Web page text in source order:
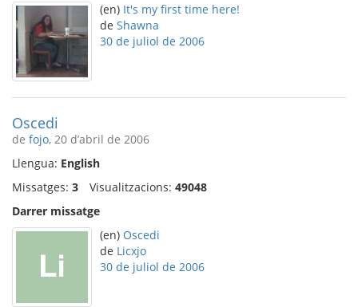
(en) It's my first time here!
de Shawna
30 de juliol de 2006
Oscedi
de fojo, 20 d’abril de 2006
Llengua: English
Missatges: 3 Visualitzacions: 49048
Darrer missatge
(en) Oscedi
de Licxjo
30 de juliol de 2006